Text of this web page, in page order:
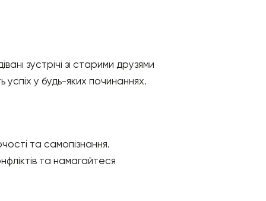
зустрічі зі старими друзями
успіх у будь-яких починаннях.
та самопізнання.
та намагайтеся